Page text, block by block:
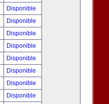
Disponible
Disponible
Disponible
Disponible
Disponible
Disponible
Disponible
Disponible